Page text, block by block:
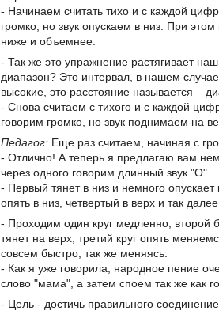
- Начинаем считать тихо и с каждой
громко, но звук опускаем в низ. При
ниже и объемнее.
- Так же это упражнение растягивает
диапазон? Это интервал, в нашем
высокие, это расстояние называется –
- Снова считаем с тихого и с каждой
говорим громко, но звук поднимаем на
Педагог: Еще раз считаем, начиная с
- Отлично! А теперь я предлагаю вам
через одного говорим длинный звук "О".
- Первый тянет в низ и немного опускает
опять в низ, четвертый в верх и так далее.
- Проходим один круг медленно, второй
тянет на верх, третий круг опять
совсем быстро, так же меняясь.
- Как я уже говорила, народное пение
слово "мама", а затем споем так же как
- Цель - достичь правильного